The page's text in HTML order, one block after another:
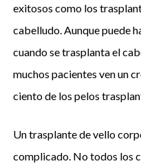
exitosos como los
cabelludo. Aunque puede
cuando se trasplanta el
muchos pacientes ven un
ciento de los pelos
Un trasplante de vello
complicado. No todos los